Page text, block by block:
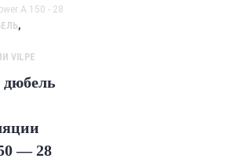
,
VILPE
— 28